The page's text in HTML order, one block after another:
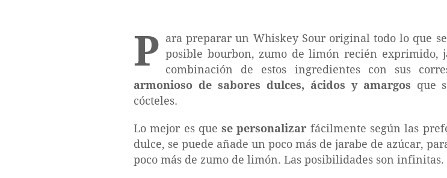
P ara preparar un Whiskey Sour original todo lo que
posible bourbon, zumo de limón recién exprimido,
combinación de estos ingredientes con sus
armonioso de sabores dulces, ácidos y amargos que
cócteles.
Lo mejor es quese personalizar fácilmente según las
dulce, se puede añade un poco más de jarabe de azúcar,
poco más de zumo de limón. Las posibilidades son infinitas.